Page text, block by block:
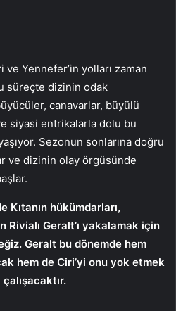
Yennefer’in yolları zaman
süreçte dizinin odak
canavarlar, büyülü
siyasi entrikalarla dolu bu
Sezonun sonlarına doğru
ve dizinin olay örgüsünde
Kıtanın hükümdarları,
Geralt’ı yakalamak için
Geralt bu dönemde hem
hem de Ciri’yi onu yok etmek